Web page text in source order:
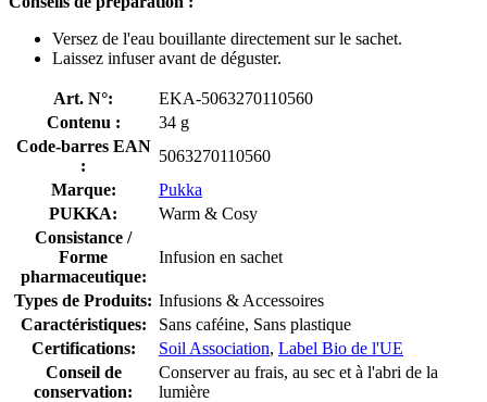
Versez de l'eau bouillante directement sur le sachet.
Laissez infuser avant de déguster.
Art. N°:
EKA-5063270110560
Contenu :
34 g
Code-barres EAN
:
5063270110560
Marque:
Pukka
PUKKA:
Warm & Cosy
Consistance /
Forme
pharmaceutique:
Infusion en sachet
Types de Produits: Infusions & Accessoires
Caractéristiques:
Sans caféine, Sans plastique
Certifications:
Soil Association, Label Bio de l'UE
Conseil de
conservation:
Conserver au frais, au sec et à l'abri de la
lumière